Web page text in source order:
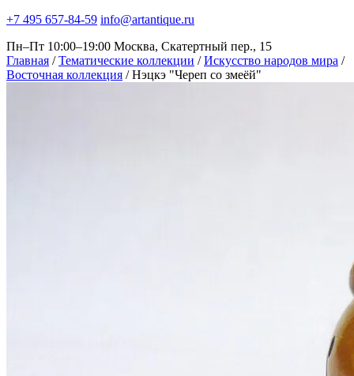
+7 495 657-84-59 info@artantique.ru
Пн–Пт 10:00–19:00 Москва, Скатертный пер., 15
Главная / Тематические коллекции / Искусство народов мира /
Восточная коллекция / Нэцкэ "Череп со змеёй"